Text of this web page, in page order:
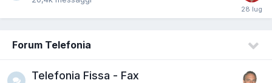
Forum Telefonia
Telefonia Fissa - Fax